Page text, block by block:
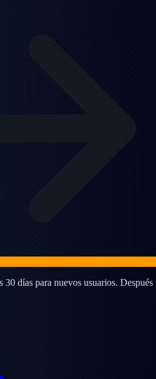
días para nuevos usuarios. Después